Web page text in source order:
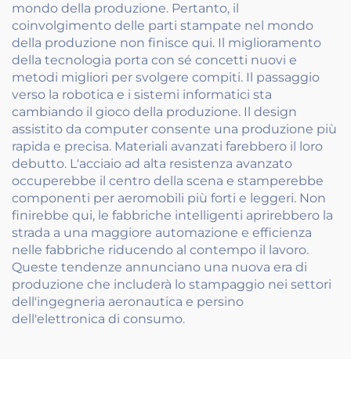
mondo della produzione. Pertanto, il
coinvolgimento delle parti stampate nel mondo
della produzione non finisce qui. Il miglioramento
della tecnologia porta con sé concetti nuovi e
metodi migliori per svolgere compiti. Il passaggio
verso la robotica e i sistemi informatici sta
cambiando il gioco della produzione. Il design
assistito da computer consente una produzione più
rapida e precisa. Materiali avanzati farebbero il loro
debutto. L'acciaio ad alta resistenza avanzato
occuperebbe il centro della scena e stamperebbe
componenti per aeromobili più forti e leggeri. Non
finirebbe qui, le fabbriche intelligenti aprirebbero la
strada a una maggiore automazione e efficienza
nelle fabbriche riducendo al contempo il lavoro.
Queste tendenze annunciano una nuova era di
produzione che includerà lo stampaggio nei settori
dell'ingegneria aeronautica e persino
dell'elettronica di consumo.